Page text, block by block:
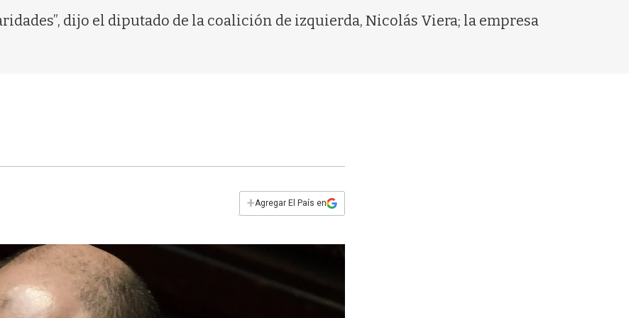
dijo el diputado de la coalición de izquierda, Nicolás Viera; la empresa
+Agregar El País en